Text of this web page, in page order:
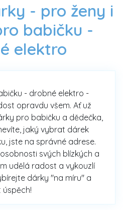
- pro ženy i
babičku -
elektro
- drobné elektro -
opravdu všem. Ať už
pro babičku a dědečka,
jaký vybrat dárek
jste na správné adrese.
svých blízkých a
udělá radost a vykouzlí
dárky "na míru" a
úspěch!